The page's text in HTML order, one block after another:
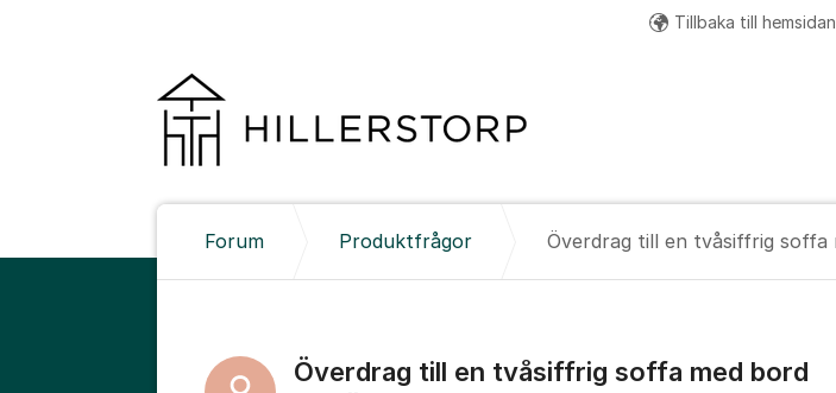
Tillbaka till hemsidan
Forum Produktfrågor
Överdrag till en tvåsiffrig soffa med bord